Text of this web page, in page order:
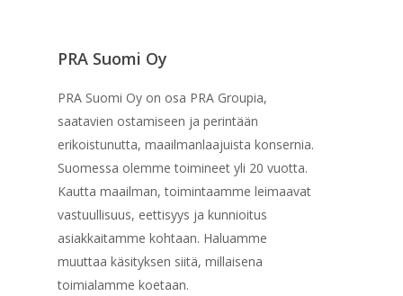
PRA Suomi Oy
PRA Suomi Oy on osa PRA Groupia,
saatavien ostamiseen ja perintään
erikoistunutta, maailmanlaajuista konsernia.
Suomessa olemme toimineet yli 20 vuotta.
Kautta maailman, toimintaamme leimaavat
vastuullisuus, eettisyys ja kunnioitus
asiakkaitamme kohtaan. Haluamme
muuttaa käsityksen siitä, millaisena
toimialamme koetaan.